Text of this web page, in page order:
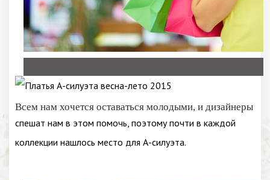
Всем нам хочется оставаться молодыми, и дизайнеры
спешат нам в этом помочь, поэтому почти в каждой
коллекции нашлось место для А-силуэта.